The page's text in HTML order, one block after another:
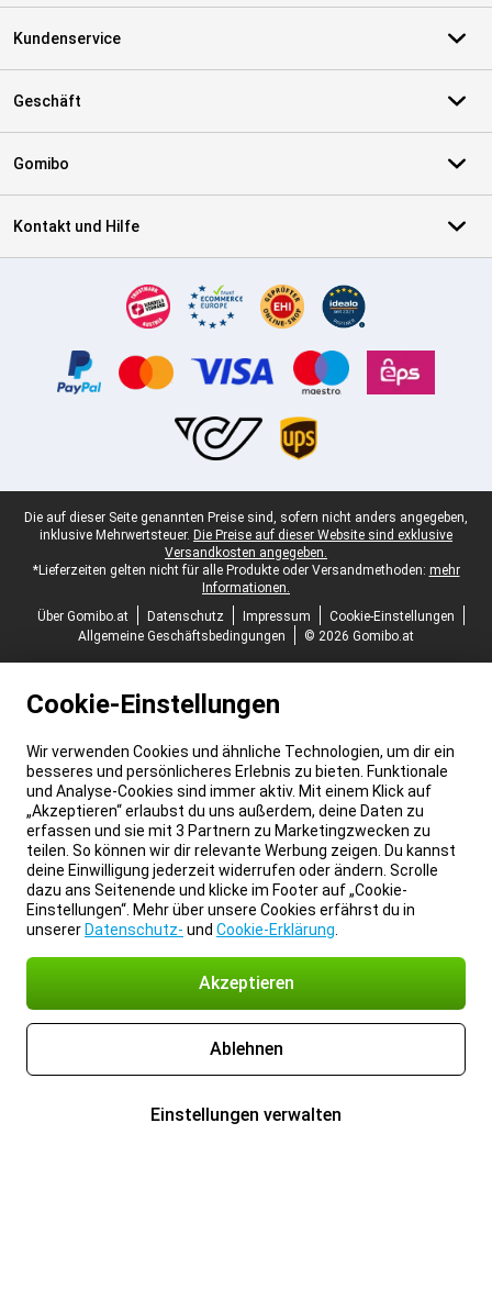
Kundenservice
Geschäft
Gomibo
Kontakt und Hilfe
Juristische Fußzeile
Die auf dieser Seite genannten Preise sind, sofern nicht anders angegeben,
inklusive Mehrwertsteuer. Die Preise auf dieser Website sind exklusive
Versandkosten angegeben.
*Lieferzeiten gelten nicht für alle Produkte oder Versandmethoden: mehr
Informationen.
Über Gomibo.at
Datenschutz Impressum
Cookie-Einstellungen
Allgemeine Geschäftsbedingungen
© 2026 Gomibo.at
Cookie-Einstellungen
Wir verwenden Cookies und ähnliche Technologien, um dir ein
besseres und persönlicheres Erlebnis zu bieten. Funktionale
und Analyse-Cookies sind immer aktiv. Mit einem Klick auf
„Akzeptieren“ erlaubst du uns außerdem, deine Daten zu
erfassen und sie mit 3 Partnern zu Marketingzwecken zu
teilen. So können wir dir relevante Werbung zeigen. Du kannst
deine Einwilligung jederzeit widerrufen oder ändern. Scrolle
dazu ans Seitenende und klicke im Footer auf „Cookie-
Einstellungen“. Mehr über unsere Cookies erfährst du in
unserer Datenschutz- und Cookie-Erklärung
Akzeptieren
Ablehnen
Einstellungen verwalten